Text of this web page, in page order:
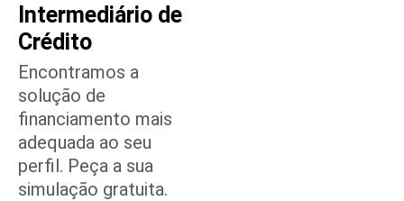
Intermediário de
Crédito
Encontramos a
solução de
financiamento mais
adequada ao seu
perfil. Peça a sua
simulação gratuita.